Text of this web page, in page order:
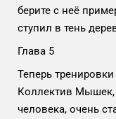
берите с неё
ступил в тень
Глава 5
Теперь
Коллектив Мышек,
человека, очень